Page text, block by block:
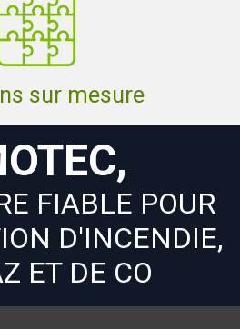
sur mesure
FIABLE POUR
D'INCENDIE,
ET DE CO